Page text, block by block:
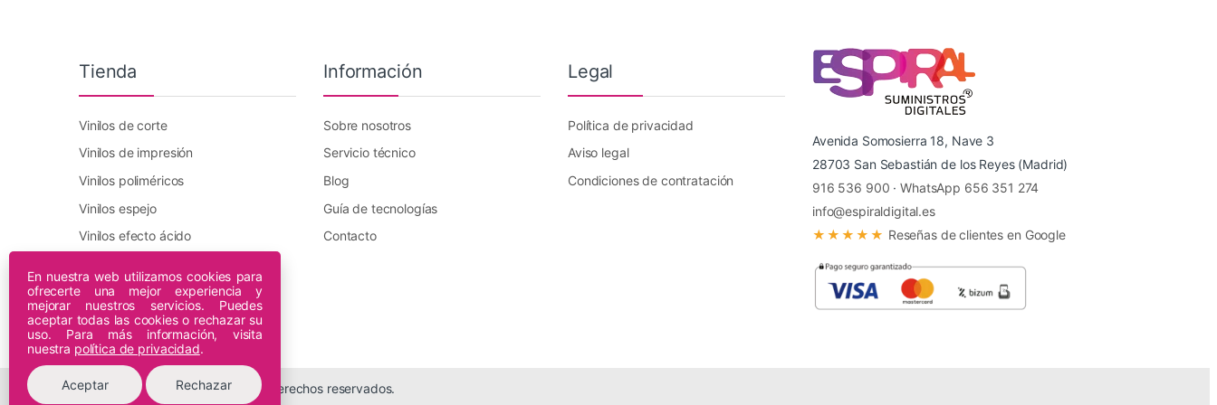
Tienda
Vinilos de corte
Vinilos de impresión
Vinilos poliméricos
Vinilos espejo
Vinilos efecto ácido
Plotters DTF Innuro
Plotters de impresión
Información
Sobre nosotros
Servicio técnico
Blog
Guía de tecnologías
Contacto
Legal
Política de privacidad
Aviso legal
Condiciones de contratación
Avenida Somosierra 18, Nave 3
28703 San Sebastián de los Reyes (Madrid)
916 536 900 ·WhatsApp 656 351 274
info@espiraldigital.es
★★★★★ Reseñas de clientes en Google
© 2026 Espiral Digital - Todos los derechos reservados.
En nuestra web utilizamos cookies para
ofrecerte una mejor experiencia y
mejorar nuestros servicios. Puedes
aceptar todas las cookies o rechazar su
uso. Para más información, visita
nuestra política de privacidad.
Aceptar Rechazar